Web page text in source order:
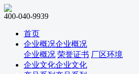
400-040-9939
首页
企业概况企业概况
企业概况 荣誉证书 厂区环境
企业文化企业文化